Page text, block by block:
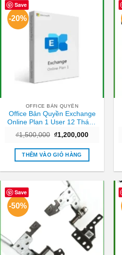
Save
-20%
OFFICE BẢN QUYỀN
Office Bản Quyền Exchange
Online Plan 1 User 12 Tháng
– Hỗ trợ Cài đặt TPHCM
₫1,500,000 Giá
là:
₫1,500,000.
₫1,200,000Giá
tại
₫1,200,000.
THÊM VÀO GIỎ HÀNG
Save
-50%